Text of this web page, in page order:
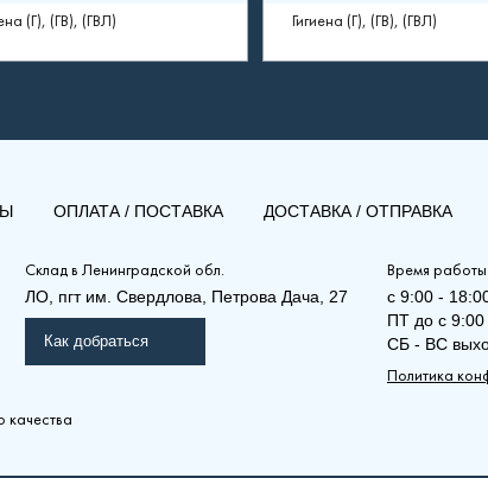
(Г), (ГВ), (ГВЛ) Гигиена (Г), (ГВ), (ГВЛ)
ОПЛАТА / ПОСТАВКА ДОСТАВКА / ОТПРАВКА
Склад в Ленинградской обл.
ЛО, пгт им. Свердлова, Петрова Дача, 27
Как добраться
Время работы
с 9:00 -
ПТ до с
СБ - ВС
Политика
качества